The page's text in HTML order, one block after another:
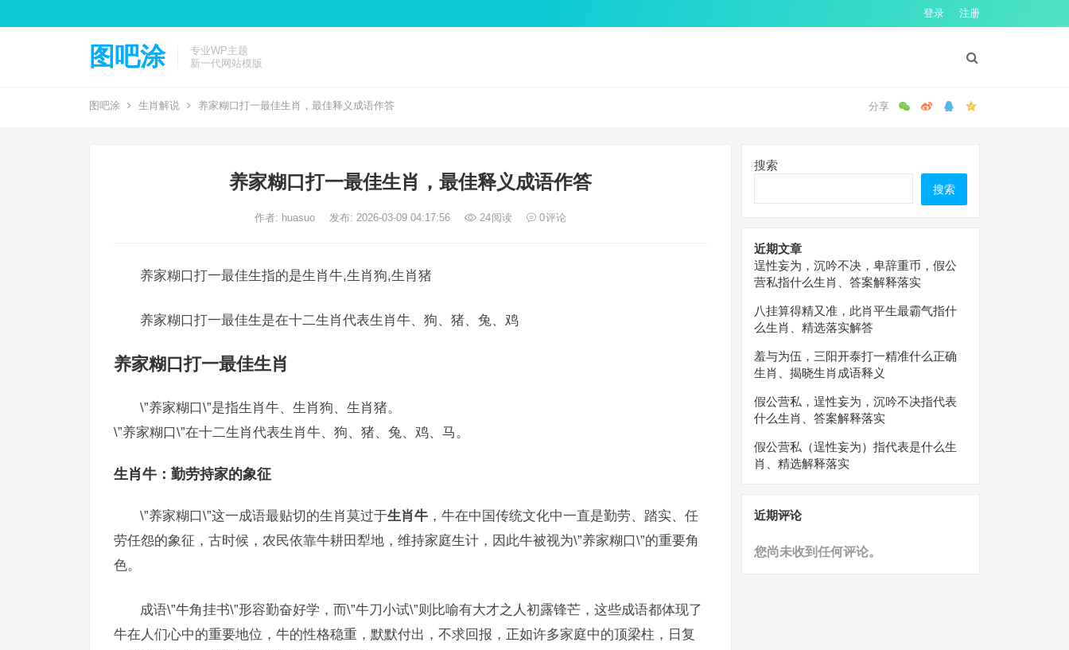
登录 注册
图吧涂
专业WP主题
新一代网站模版
图吧涂 生肖解说 养家糊口打一最佳生肖，最佳释义成语作答
养家糊口打一最佳生肖，最佳释义成语作答
作者: huasuo 发布: 2026-03-09 04:17:56 24阅读 0评论
养家糊口打一最佳生指的是生肖牛,生肖狗,生肖猪
养家糊口打一最佳生是在十二生肖代表生肖牛、狗、猪、兔、鸡
养家糊口打一最佳生肖
\”养家糊口\”是指生肖牛、生肖狗、生肖猪。
\”养家糊口\”在十二生肖代表生肖牛、狗、猪、兔、鸡、马。
生肖牛：勤劳持家的象征
\”养家糊口\”这一成语最贴切的生肖莫过于生肖牛 ，牛在中国传统文化中一直是勤劳、踏实、任
劳任怨的象征，古时候，农民依靠牛耕田犁地，维持家庭生计，因此牛被视为\”养家糊口\”的重要角
色。
成语\”牛角挂书\”形容勤奋好学，而\”牛刀小试\”则比喻有大才之人初露锋芒，这些成语都体现了
牛在人们心中的重要地位，牛的性格稳重，默默付出，不求回报，正如许多家庭中的顶梁柱，日复
搜索
搜索
近期文章
逞性妄为，沉吟不决，卑辞重币，假公
营私指什么生肖、答案解释落实
八挂算得精又准，此肖平生最霸气指什
么生肖、精选落实解答
羞与为伍，三阳开泰打一精准什么正确
生肖、揭晓生肖成语释义
假公营私，逞性妄为，沉吟不决指代表
什么生肖、答案解释落实
假公营私（逞性妄为）指代表是什么生
肖、精选解释落实
近期评论
您尚未收到任何评论。